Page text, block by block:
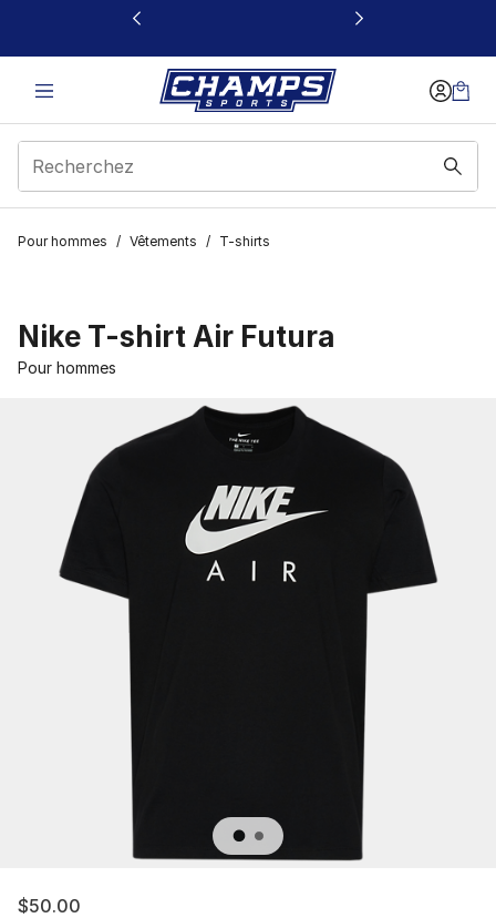
Ce lien s’ouvrira dans une nouvelle fenêtre
Pour hommes / Vêtements / T-shirts
Nike T-shirt Air Futura
Pour hommes
$50.00